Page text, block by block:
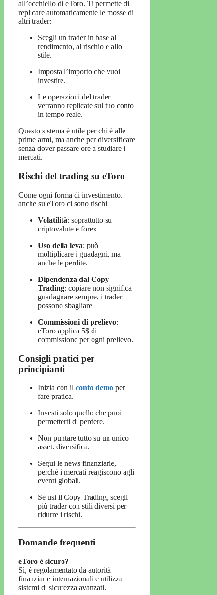
all’occhiello di eToro. Ti permette di
replicare automaticamente le mosse di
altri trader:
Scegli un trader in base al
rendimento, al rischio e allo
stile.
Imposta l’importo che vuoi
investire.
Le operazioni del trader
verranno replicate sul tuo conto
in tempo reale.
Questo sistema è utile per chi è alle
prime armi, ma anche per diversificare
senza dover passare ore a studiare i
mercati.
Rischi del trading su eToro
Come ogni forma di investimento,
anche su eToro ci sono rischi:
Volatilità: soprattutto su
criptovalute e forex.
Uso della leva: può
moltiplicare i guadagni, ma
anche le perdite.
Dipendenza dal Copy
Trading: copiare non significa
guadagnare sempre, i trader
possono sbagliare.
Commissioni di prelievo:
eToro applica 5$ di
commissione per ogni prelievo.
Consigli pratici per
principianti
Inizia con il conto demo per
fare pratica.
Investi solo quello che puoi
permetterti di perdere.
Non puntare tutto su un unico
asset: diversifica.
Segui le news finanziarie,
perché i mercati reagiscono agli
eventi globali.
Se usi il Copy Trading, scegli
più trader con stili diversi per
ridurre i rischi.
Domande frequenti
eToro è sicuro?
Sì, è regolamentato da autorità
finanziarie internazionali e utilizza
sistemi di sicurezza avanzati.